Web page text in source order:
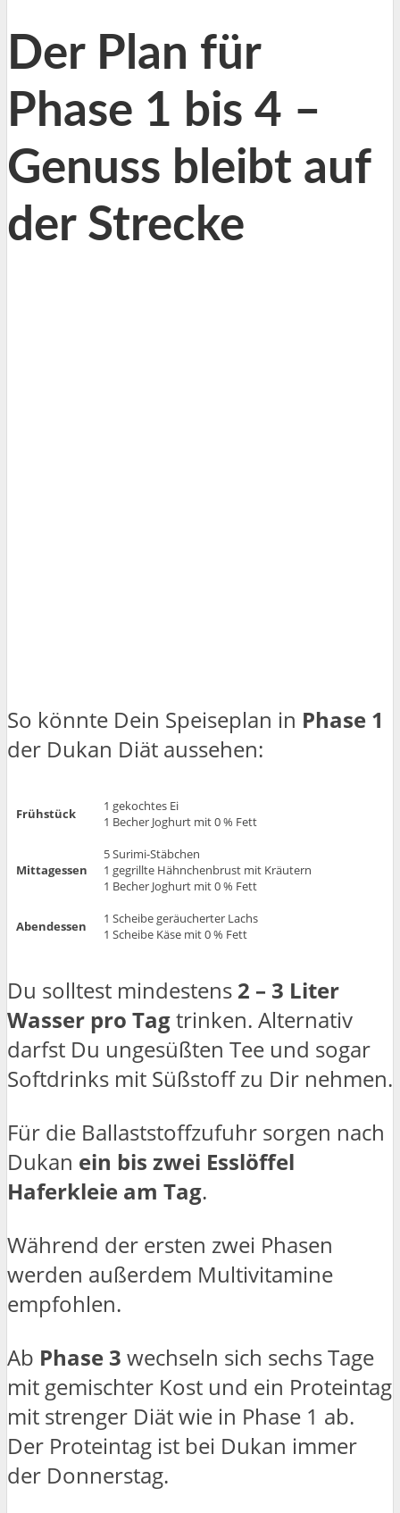
Der Plan für
Phase 1 bis 4 –
Genuss bleibt auf
der Strecke
So könnte Dein Speiseplan in Phase 1
der Dukan Diät aussehen:
Frühstück
1 gekochtes Ei
1 Becher Joghurt mit 0 % Fett
Mittagessen
5 Surimi-Stäbchen
1 gegrillte Hähnchenbrust mit Kräutern
1 Becher Joghurt mit 0 % Fett
Abendessen
1 Scheibe geräucherter Lachs
1 Scheibe Käse mit 0 % Fett
Du solltest mindestens 2 – 3 Liter
Wasser pro Tagtrinken. Alternativ
darfst Du ungesüßten Tee und sogar
Softdrinks mit Süßstoff zu Dir nehmen.
Für die Ballaststoffzufuhr sorgen nach
Dukan ein bis zwei Esslöffel
Haferkleie am Tag.
Während der ersten zwei Phasen
werden außerdem Multivitamine
empfohlen.
Ab Phase 3 wechseln sich sechs Tage
mit gemischter Kost und ein Proteintag
mit strenger Diät wie in Phase 1 ab.
Der Proteintag ist bei Dukan immer
der Donnerstag.